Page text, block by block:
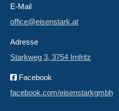
E-Mail
office@eisenstark.at
Adresse
Starkweg 3, 3754 Irnfritz
Facebook
facebook.com/eisenstarkgmbh